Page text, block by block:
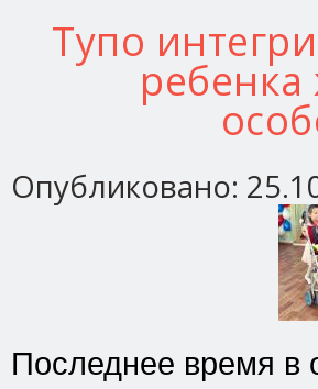
Тупо
Опубликовано:
Последнее время в